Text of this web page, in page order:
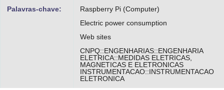
Palavras-chave:
Raspberry Pi (Computer)
Electric power consumption
Web sites
CNPQ::ENGENHARIAS::ENGENHARIA
ELETRICA::MEDIDAS ELETRICAS,
MAGNETICAS E ELETRONICAS
INSTRUMENTACAO::INSTRUMENTACAO
ELETRONICA